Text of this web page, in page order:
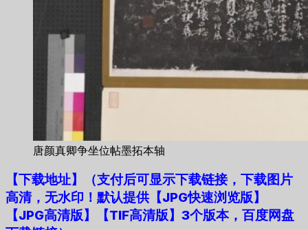
唐颜真卿争坐位帖墨拓本轴
【下载地址】
（支付后可显示下载链接，下载图片
高清，无水印！默认提供【JPG快速浏览版】
【JPG高清版】【TIF高清版】3个版本，百度网盘